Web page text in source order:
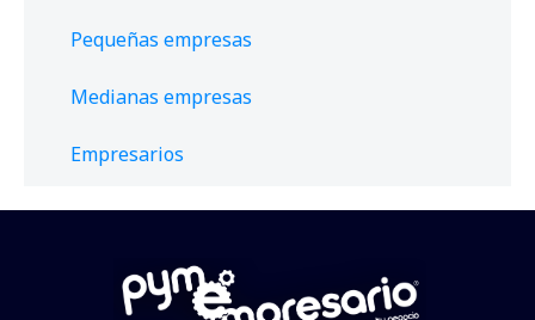
Pequeñas empresas
Medianas empresas
Empresarios